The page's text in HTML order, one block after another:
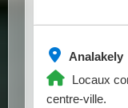
Analakely
Locaux
centre-ville.